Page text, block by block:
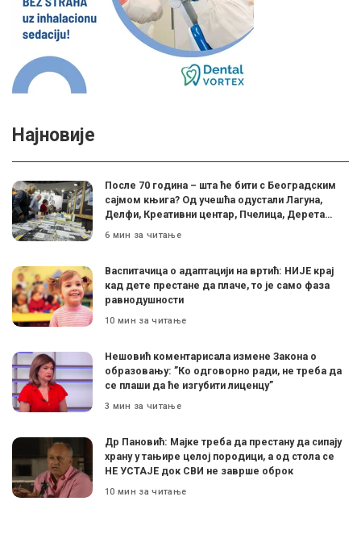
Најновије
После 70 година – шта ће бити с Београдским
сајмом књига? Од учешћа одустали Лагуна,
Делфи, Креативни центар, Пчелица, Дерета…
6 мин за читање
Васпитачица о адаптацији на вртић: НИЈЕ крај
кад дете престане да плаче, то је само фаза
равнодушности
10 мин за читање
Нешовић коментарисала измене Закона о
образовању: ”Ко одговорно ради, не треба да
се плаши да ће изгубити лиценцу”
3 мин за читање
Др Пановић: Мајке треба да престану да сипају
храну у тањире целој породици, а од стола се
НЕ УСТАЈЕ док СВИ не заврше оброк
10 мин за читање